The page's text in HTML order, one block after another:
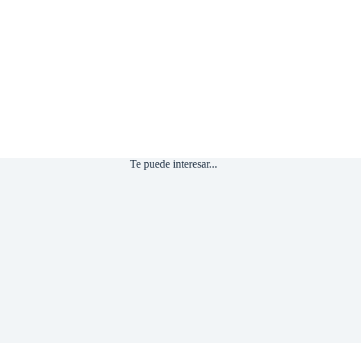
Te puede interesar...